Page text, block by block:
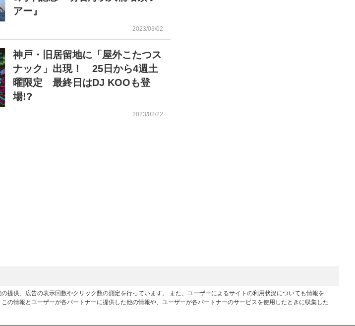
アー』
2023/03/02
神戸・旧居留地に「屋外こたつス
ナック」出現！ 25日から4週土
曜限定 最終日はDJ KOOも登
場!?
2023/02/22
供、広告の表示回数やクリック数の測定を行っています。 また、ユーザーによるサイトの利用状況についても情報を
情報とユーザーが各パートナーに提供した他の情報や、ユーザーが各パートナーのサービスを使用したときに収集した